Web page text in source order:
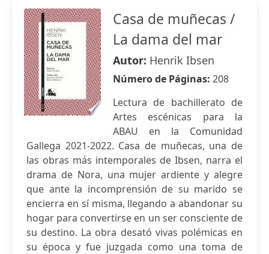
Casa de muñecas /
La dama del mar
Autor: Henrik Ibsen
Número de Páginas: 208
Lectura de bachillerato de
Artes escénicas para la
ABAU en la Comunidad
Gallega 2021-2022. Casa de muñecas, una de
las obras más intemporales de Ibsen, narra el
drama de Nora, una mujer ardiente y alegre
que ante la incomprensión de su marido se
encierra en sí misma, llegando a abandonar su
hogar para convertirse en un ser consciente de
su destino. La obra desató vivas polémicas en
su época y fue juzgada como una toma de